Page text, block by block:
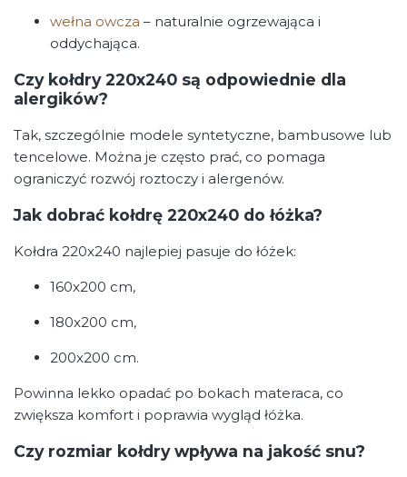
wełna owcza – naturalnie ogrzewająca i
oddychająca.
Czy kołdry 220x240 są odpowiednie dla
alergików?
Tak, szczególnie modele syntetyczne, bambusowe lub
tencelowe. Można je często prać, co pomaga
ograniczyć rozwój roztoczy i alergenów.
Jak dobrać kołdrę 220x240 do łóżka?
Kołdra 220x240 najlepiej pasuje do łóżek:
160x200 cm,
180x200 cm,
200x200 cm.
Powinna lekko opadać po bokach materaca, co
zwiększa komfort i poprawia wygląd łóżka.
Czy rozmiar kołdry wpływa na jakość snu?